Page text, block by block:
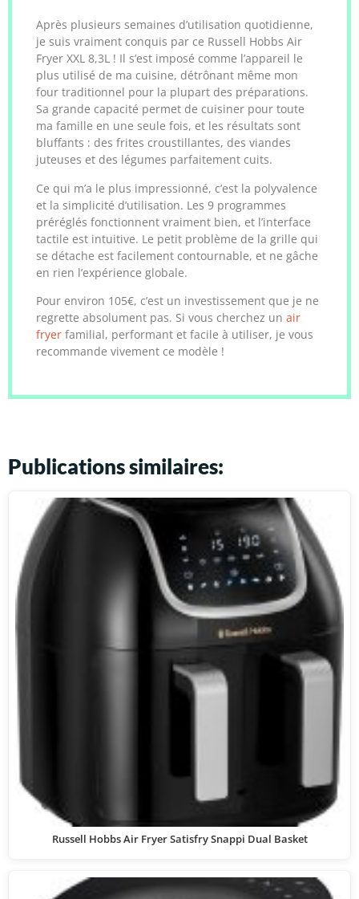
Après plusieurs semaines d’utilisation quotidienne,
je suis vraiment conquis par ce Russell Hobbs Air
Fryer XXL 8,3L ! Il s’est imposé comme l’appareil le
plus utilisé de ma cuisine, détrônant même mon
four traditionnel pour la plupart des préparations.
Sa grande capacité permet de cuisiner pour toute
ma famille en une seule fois, et les résultats sont
bluffants : des frites croustillantes, des viandes
juteuses et des légumes parfaitement cuits.
Ce qui m’a le plus impressionné, c’est la polyvalence
et la simplicité d’utilisation. Les 9 programmes
préréglés fonctionnent vraiment bien, et l’interface
tactile est intuitive. Le petit problème de la grille qui
se détache est facilement contournable, et ne gâche
en rien l’expérience globale.
Pour environ 105€, c’est un investissement que je ne
regrette absolument pas. Si vous cherchez un air
fryer familial, performant et facile à utiliser, je vous
recommande vivement ce modèle !
Publications similaires:
Russell Hobbs Air Fryer Satisfry Snappi Dual Basket